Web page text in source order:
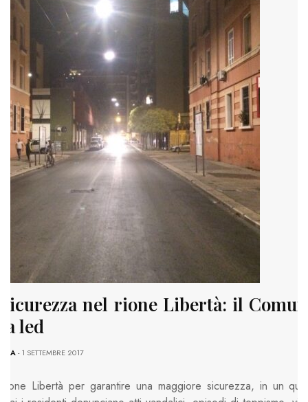
nel rione Libertà: il
led
- 1 SETTEMBRE 2017
Libertà per garantire una maggiore sicurezza, in un